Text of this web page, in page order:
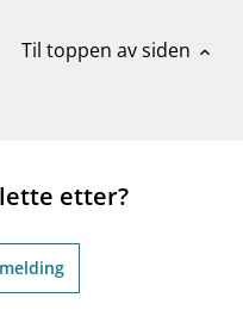
Til toppen av siden expand_less
etter?